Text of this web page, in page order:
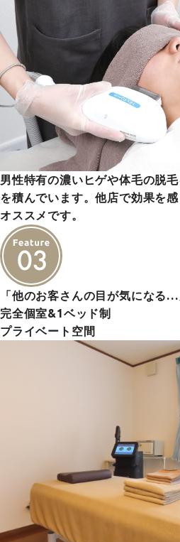
男性特有の濃いヒゲや体毛の脱
を積んでいます。他店で効果を
オススメです。
「他のお客さんの目が気になる…
完全個室&1ベッド制
プライベート空間